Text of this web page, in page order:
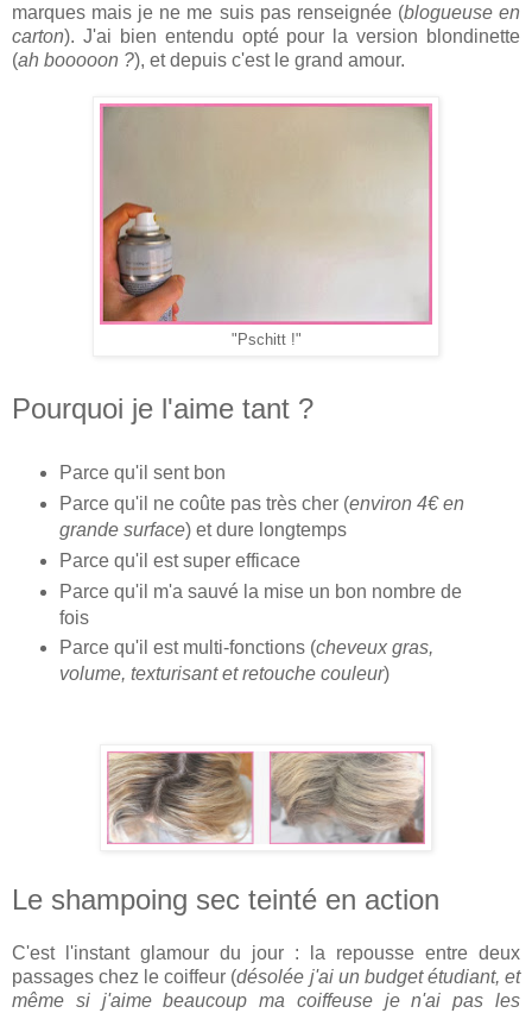
marques mais je ne me suis pas renseignée (blogueuse en
carton). J'ai bien entendu opté pour la version blondinette
(ah booooon ?), et depuis c'est le grand amour.
"Pschitt !"
Pourquoi je l'aime tant ?
Parce qu'il sent bon
Parce qu'il ne coûte pas très cher (environ 4€ en
grande surface) et dure longtemps
Parce qu'il est super efficace
Parce qu'il m'a sauvé la mise un bon nombre de
fois
Parce qu'il est multi-fonctions (cheveux gras,
volume, texturisant et retouche couleur)
Le shampoing sec teinté en action
C'est l'instant glamour du jour : la repousse entre deux
passages chez le coiffeur (désolée j'ai un budget étudiant, et
même si j'aime beaucoup ma coiffeuse je n'ai pas les